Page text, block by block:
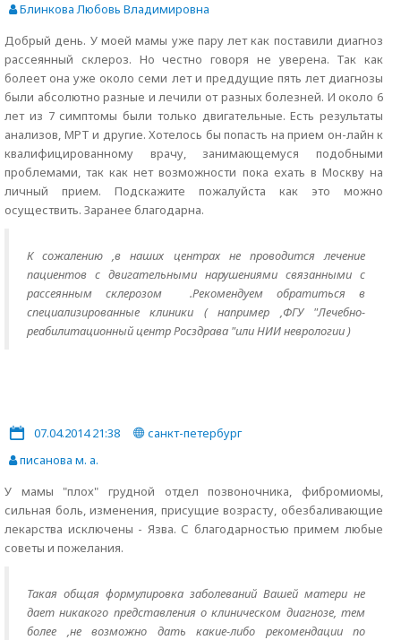
Блинкова Любовь Владимировна
Добрый день. У моей мамы уже пару лет как поставили диагноз
рассеянный склероз. Но честно говоря не уверена. Так как
болеет она уже около семи лет и преддущие пять лет диагнозы
были абсолютно разные и лечили от разных болезней. И около 6
лет из 7 симптомы были только двигательные. Есть результаты
анализов, МРТ и другие. Хотелось бы попасть на прием он-лайн к
квалифицированному врачу, занимающемуся подобными
проблемами, так как нет возможности пока ехать в Москву на
личный прием. Подскажите пожалуйста как это можно
осуществить. Заранее благодарна.
К сожалению ,в наших центрах не проводится лечение
пациентов с двигательными нарушениями связанными с
рассеянным склерозом .Рекомендуем обратиться в
специализированные клиники ( например ,ФГУ "Лечебно-
реабилитационный центр Росздрава "или НИИ неврологии )
07.04.2014 21:38
санкт-петербург
писанова м. а.
У мамы "плох" грудной отдел позвоночника, фибромиомы,
сильная боль, изменения, присущие возрасту, обезбаливающие
лекарства исключены - Язва. С благодарностью примем любые
советы и пожелания.
Такая общая формулировка заболеваний Вашей матери не
дает никакого представления о клиническом диагнозе, тем
более ,не возможно дать какие-либо рекомендации по